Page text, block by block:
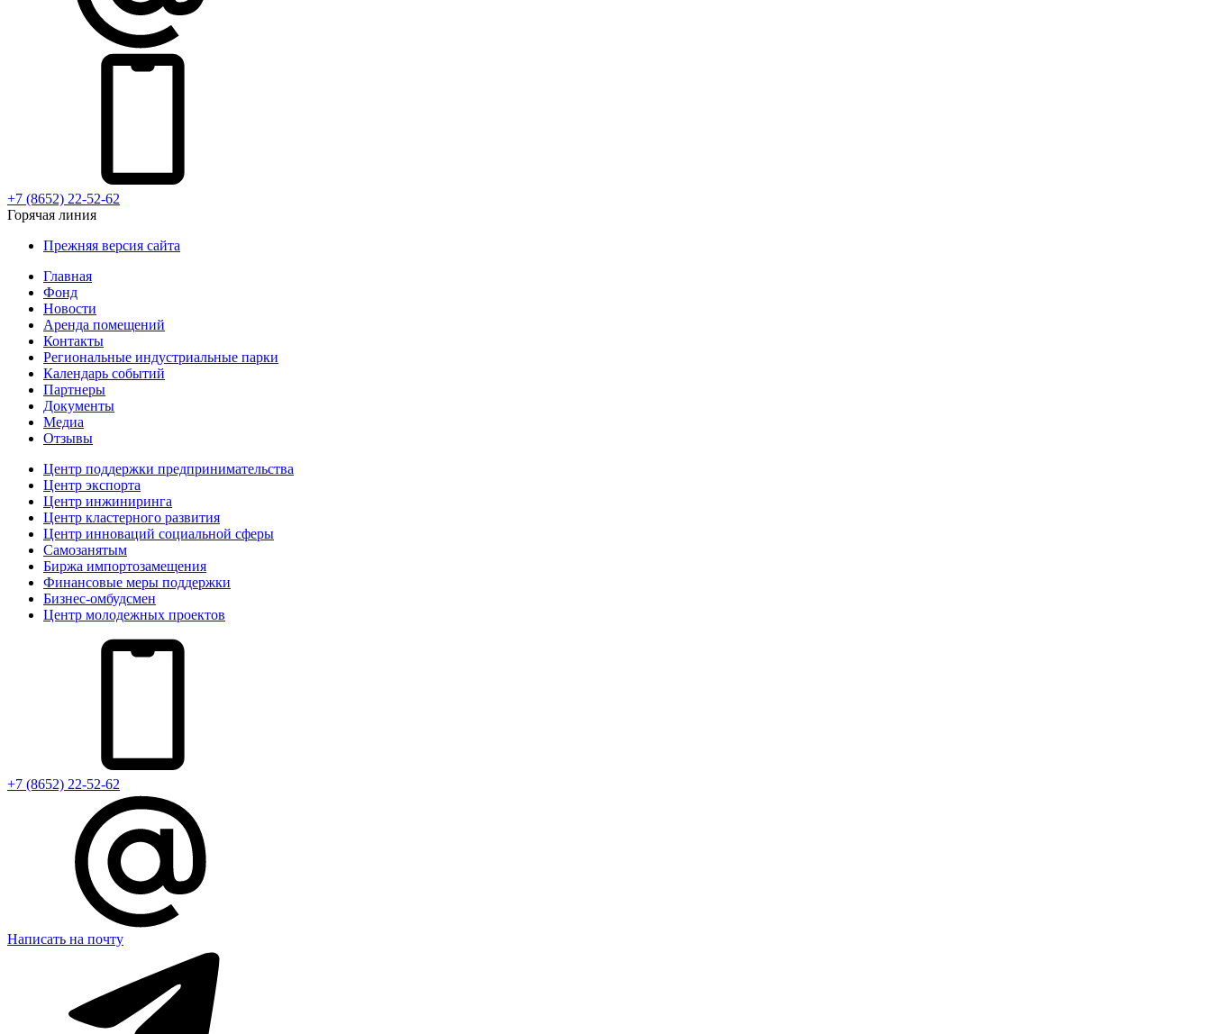
+7 (8652) 22-52-62
Горячая линия
Прежняя версия сайта
Главная
Фонд
Новости
Аренда помещений
Контакты
Региональные индустриальные парки
Календарь событий
Партнеры
Документы
Медиа
Отзывы
Центр поддержки предпринимательства
Центр экспорта
Центр инжиниринга
Центр кластерного развития
Центр инноваций социальной сферы
Cамозанятым
Биржа импортозамещения
Финансовые меры поддержки
Бизнес-омбудсмен
Центр молодежных проектов
+7 (8652) 22-52-62
Написать на почту